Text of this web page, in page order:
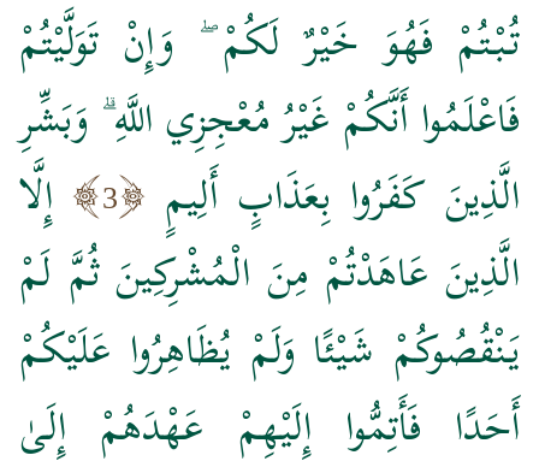
تُبْتُمْ فَهُوَ خَيْرٌ لَكُمْ ۖ وَإِنْ تَوَلَّيْتُمْ
فَاعْلَمُوا أَنَّكُمْ غَيْرُ مُعْجِزِي اللَّهِ ۗ وَبَشِّرِ
الَّذِينَ كَفَرُوا بِعَذَابٍ أَلِيمٍ
3
إِلَّا
الَّذِينَ عَاهَدْتُمْ مِنَ الْمُشْرِكِينَ ثُمَّ لَمْ
يَنْقُصُوكُمْ شَيْئًا وَلَمْ يُظَاهِرُوا عَلَيْكُمْ
أَحَدًا فَأَتِمُّوا إِلَيْهِمْ عَهْدَهُمْ إِلَىٰ